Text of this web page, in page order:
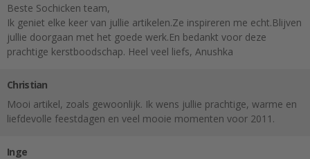
Beste Sochicken team,
Ik geniet elke keer van jullie artikelen.Ze inspireren me echt.Blijven
jullie doorgaan met het goede werk.En bedankt voor deze
prachtige kerstboodschap. Heel veel liefs, Anushka
Christian
Mooi artikel, zoals gewoonlijk. Ik wens jullie prachtige, warme en
liefdevolle feestdagen en veel mooie momenten voor 2011.
Inge